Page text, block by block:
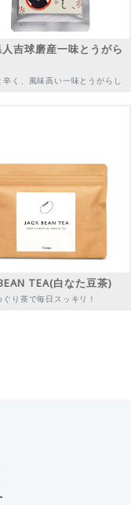
吉球磨産一味とうがら
辛く、風味高い一味とうがらし
TEA(白なた豆茶)
ぐり茶で毎日スッキリ！